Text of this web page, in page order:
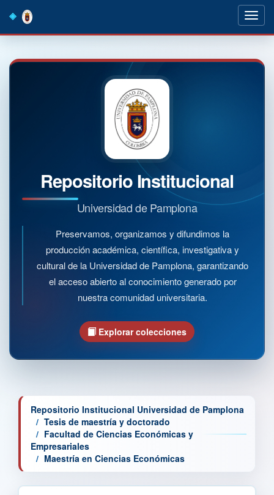
navigation
Repositorio Institucional
Universidad de Pamplona
Preservamos, organizamos y difundimos la
producción académica, científica, investigativa y
cultural de la Universidad de Pamplona, garantizando
el acceso abierto al conocimiento generado por
nuestra comunidad universitaria.
Explorar colecciones
Repositorio Institucional Universidad de Pamplona
Tesis de maestría y doctorado
Facultad de Ciencias Económicas y
Empresariales
Maestría en Ciencias Económicas